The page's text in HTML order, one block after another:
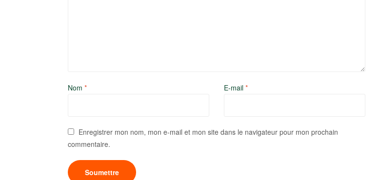
Nom * E-mail *
Enregistrer mon nom, mon e-mail et mon site dans le navigateur pour mon prochain
commentaire.